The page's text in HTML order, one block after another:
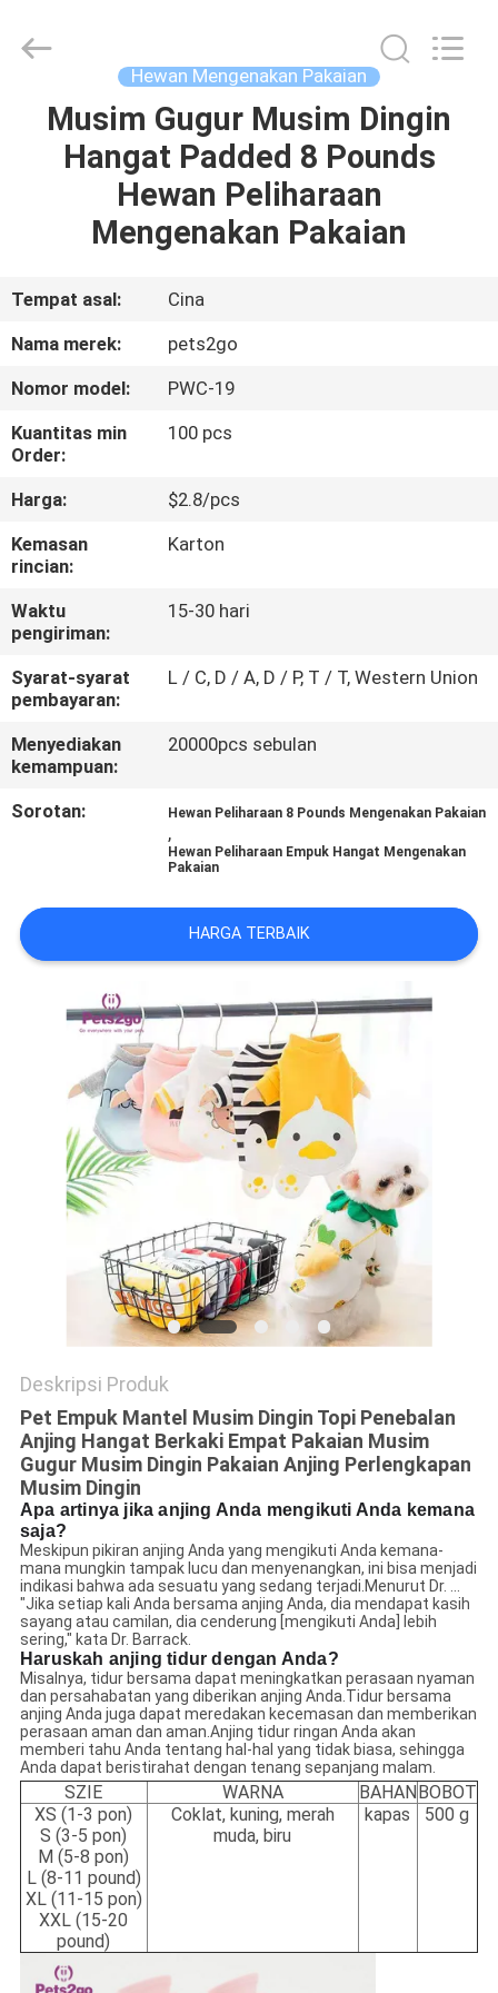
RUMAH
PRODUK
KAMI
PABRIK
KAMI
PENAWARAN
BLOG/NEWS
SITEMAP
Pets2Go
Trading
Hewan Mengenakan Pakaian
Musim Gugur Musim Dingin
Hangat Padded 8 Pounds
Hewan Peliharaan
Mengenakan Pakaian
Tempat asal:
Cina
Nama merek:
pets2go
Nomor model:
PWC-19
Kuantitas min
Order:
100 pcs
Harga:
$2.8/pcs
Kemasan
rincian:
Karton
Waktu
pengiriman:
15-30 hari
Syarat-syarat
pembayaran:
L / C, D / A, D / P, T / T, Western Union
Menyediakan
kemampuan:
20000pcs sebulan
Sorotan: Hewan Peliharaan 8 Pounds Mengenakan Pakaian
,
Hewan Peliharaan Empuk Hangat Mengenakan
Pakaian
HARGA TERBAIK
Deskripsi Produk
Pet Empuk Mantel Musim Dingin Topi Penebalan
Anjing Hangat Berkaki Empat Pakaian Musim
Gugur Musim Dingin Pakaian Anjing Perlengkapan
Musim Dingin
Apa artinya jika anjing Anda mengikuti Anda kemana
saja?
Meskipun pikiran anjing Anda yang mengikuti Anda kemana-
mana mungkin tampak lucu dan menyenangkan, ini bisa menjadi
indikasi bahwa ada sesuatu yang sedang terjadi.Menurut Dr. ...
"Jika setiap kali Anda bersama anjing Anda, dia mendapat kasih
sayang atau camilan, dia cenderung [mengikuti Anda] lebih
sering," kata Dr. Barrack.
Haruskah anjing tidur dengan Anda?
Misalnya, tidur bersama dapat meningkatkan perasaan nyaman
dan persahabatan yang diberikan anjing Anda.Tidur bersama
anjing Anda juga dapat meredakan kecemasan dan memberikan
perasaan aman dan aman.Anjing tidur ringan Anda akan
memberi tahu Anda tentang hal-hal yang tidak biasa, sehingga
Anda dapat beristirahat dengan tenang sepanjang malam.
SZIE WARNA BAHAN BOBOT
XS (1-3 pon)
S (3-5 pon)
M (5-8 pon)
L (8-11 pound)
XL (11-15 pon)
XXL (15-20
pound)
Coklat, kuning, merah
muda, biru
kapas 500 g